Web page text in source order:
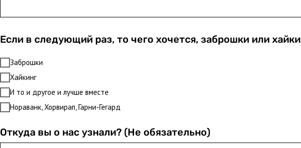
Если в следующий раз, то чего хочется, заброшки или
Заброшки
Хайкинг
И то и другое и лучше вместе
Нораванк, Хорвирап, Гарни-Гегард
Откуда вы о нас узнали? (Не обязательно)